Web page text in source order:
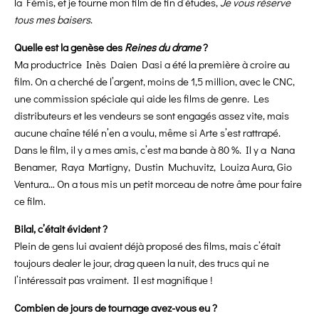
tous mes baisers.
Quelle est la genèse des Reines du drame?
Ma productrice Inès Daien Dasi a été la première à croire au
film. On a cherché de l’argent, moins de 1,5 million, avec le CNC,
une commission spéciale qui aide les films de genre. Les
distributeurs et les vendeurs se sont engagés assez vite, mais
aucune chaîne télé n’en a voulu, même si Arte s’est rattrapé.
Dans le film, il y a mes amis, c’est ma bande à 80 %. Il y a Nana
Benamer, Raya Martigny, Dustin Muchuvitz, Louiza Aura, Gio
Ventura… On a tous mis un petit morceau de notre âme pour faire
ce film.
Bilal, c’était évident ?
Plein de gens lui avaient déjà proposé des films, mais c’était
toujours dealer le jour, drag queen la nuit, des trucs qui ne
l’intéressait pas vraiment. Il est magnifique !
Combien de jours de tournage avez-vous eu ?